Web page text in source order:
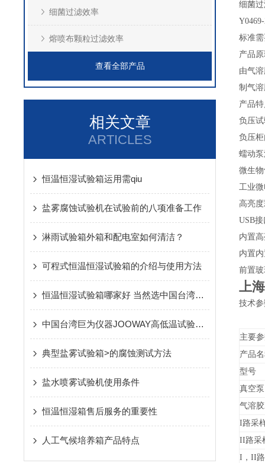
细菌过滤效率
熔喷布颗粒过滤效率
查看全部产品
相关文章
ARTICLES
恒温恒湿试验箱运用需qiu
盐雾腐蚀试验机在试验前的八项准备工作
淋雨试验箱外箱和配电室如何清洁？
可程式恒温恒湿试验箱的介绍与使用方法
恒温恒湿试验箱哪家好 当然选中国台湾巨为仪器，上海巨为仪器
中国台湾巨为仪器JOOWAY高低温试验箱的成功已经逐渐走向成熟
典型盐雾试验箱>的腐蚀测试方法
盐水喷雾试验机使用条件
恒温恒湿箱售后服务的重要性
人工气候培养箱产品特点
细菌
标准
产品
由气
制气
产品
负压
负压
蠕动
微生
工业
高亮
USB接
内置
内置
前置
上
技术
主要
产品
型号
真空泵
气溶
I路采
II路采
I，II